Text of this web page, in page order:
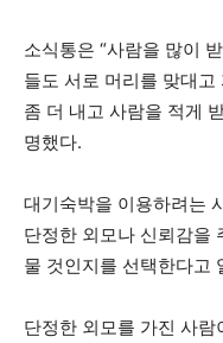
소식통은 “사람을 많이
들도 서로 머리를 맞대고
좀 더 내고 사람을 적게
명했다.
대기숙박을 이용하려는
단정한 외모나 신뢰감을
물 것인지를 선택한다고
단정한 외모를 가진 사